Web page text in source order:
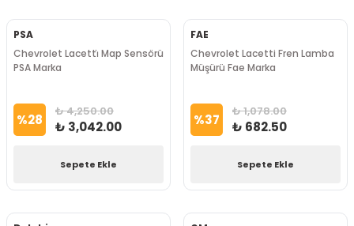
PSA
Chevrolet Lacetti̇ Map Sensörü
PSA Marka
%28 ₺ 4,250.00
₺ 3,042.00
Sepete Ekle
FAE
Chevrolet Lacetti Fren Lamba
Müşürü Fae Marka
%37 ₺ 1,078.00
₺ 682.50
Sepete Ekle